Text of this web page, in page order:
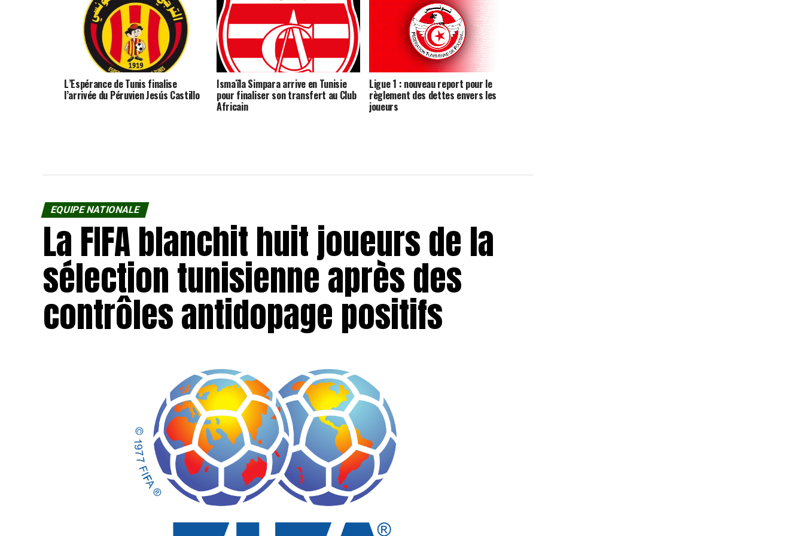
L’Espérance de Tunis finalise
l’arrivée du Péruvien Jesús Castillo
Ismaïla Simpara arrive en Tunisie
pour finaliser son transfert au Club
Africain
Ligue 1 : nouveau report pour le
règlement des dettes envers les
joueurs
EQUIPE NATIONALE
La FIFA blanchit huit joueurs de la
sélection tunisienne après des
contrôles antidopage positifs